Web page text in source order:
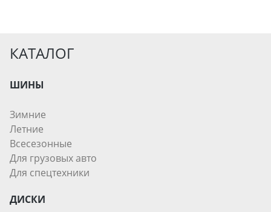
КАТАЛОГ
ШИНЫ
Зимние
Летние
Всесезонные
Для грузовых авто
Для спецтехники
ДИСКИ